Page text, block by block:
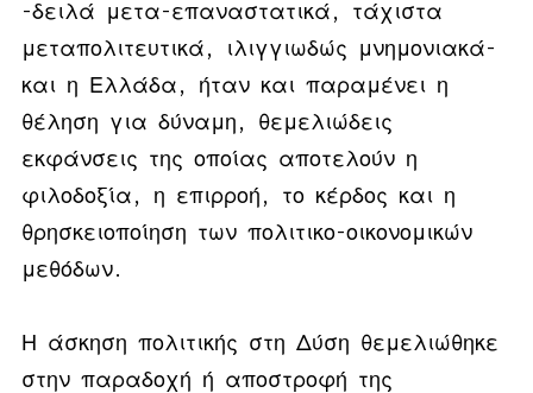
-δειλά μετα-επαναστατικά, τάχιστα
μεταπολιτευτικά, ιλιγγιωδώς μνημονιακά-
και η Ελλάδα, ήταν και παραμένει η
θέληση για δύναμη, θεμελιώδεις
εκφάνσεις της οποίας αποτελούν η
φιλοδοξία, η επιρροή, το κέρδος και η
θρησκειοποίηση των πολιτικο-οικονομικών
μεθόδων.
Η άσκηση πολιτικής στη Δύση θεμελιώθηκε
στην παραδοχή ή αποστροφή της